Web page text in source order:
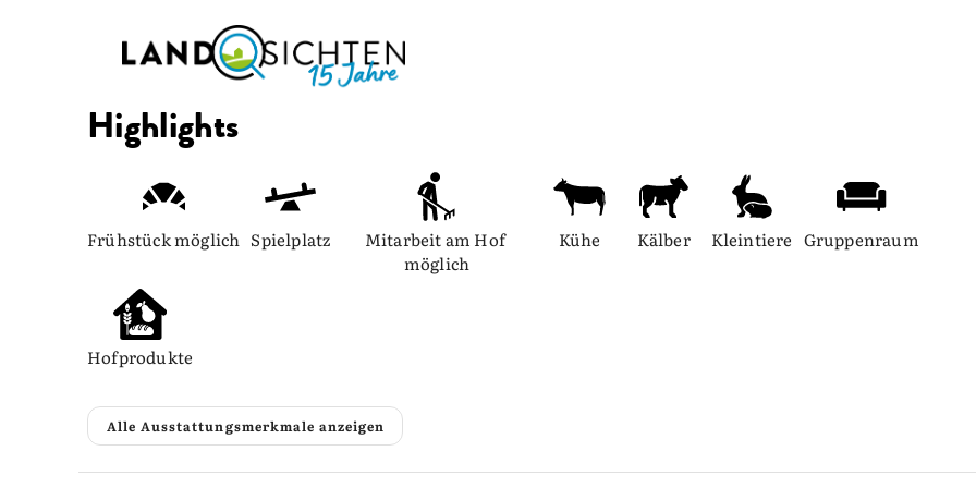
Highlights
Frühstück möglich Spielplatz
Mitarbeit am Hof
möglich
Kühe Kälber Kleintiere Gruppenraum
Hofprodukte
Alle Ausstattungsmerkmale anzeigen